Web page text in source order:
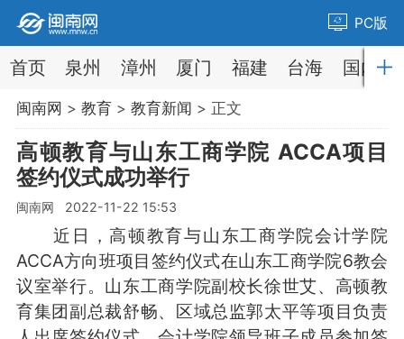
PC版
首页 泉州 漳州 厦门 福建 台海 国内
闽南网 > 教育> 教育新闻 > 正文
高顿教育与山东工商学院 ACCA项目
签约仪式成功举行
闽南网 2022-11-22 15:53
近日，高顿教育与山东工商学院会计学院
ACCA方向班项目签约仪式在山东工商学院6教会
议室举行。山东工商学院副校长徐世艾、高顿教
育集团副总裁舒畅、区域总监郭太平等项目负责